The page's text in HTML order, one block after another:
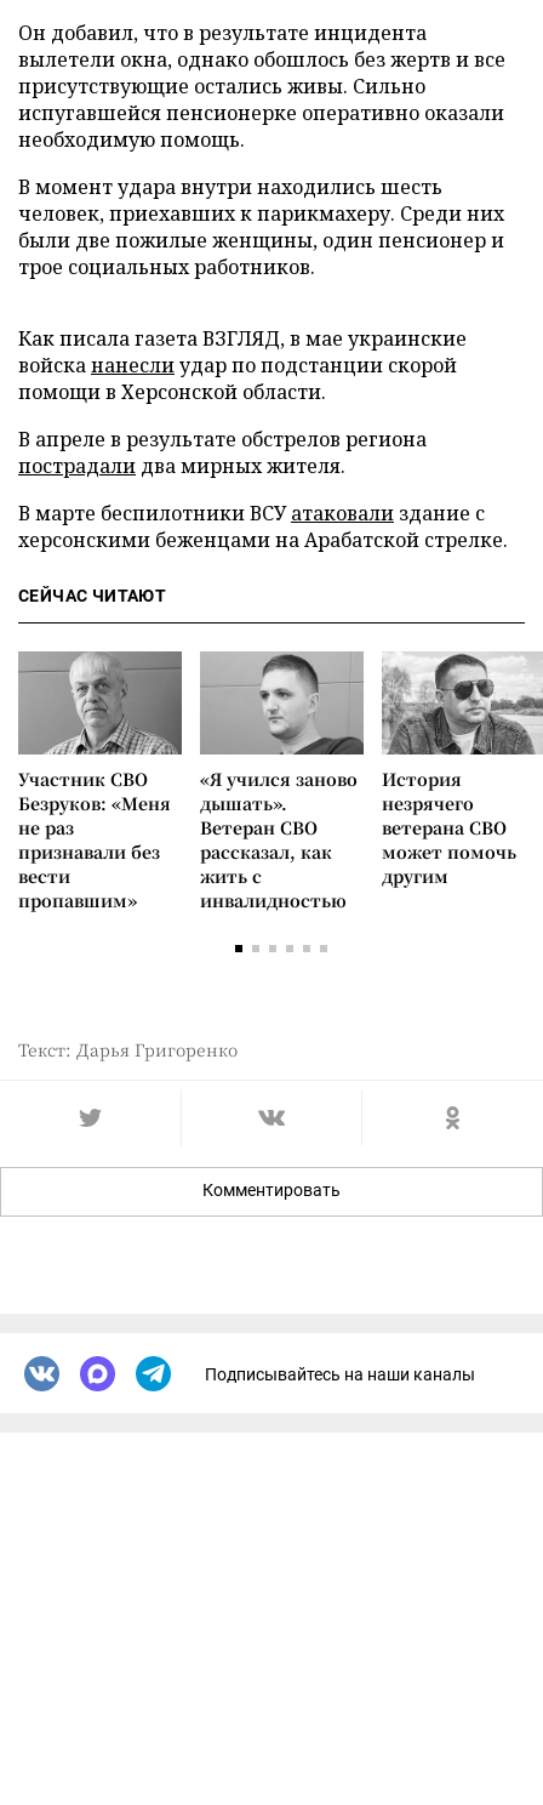
Он добавил, что в результате инцидента
вылетели окна, однако обошлось без жертв и все
присутствующие остались живы. Сильно
испугавшейся пенсионерке оперативно оказали
необходимую помощь.
В момент удара внутри находились шесть
человек, приехавших к парикмахеру. Среди них
были две пожилые женщины, один пенсионер и
трое социальных работников.
Как писала газета ВЗГЛЯД, в мае украинские
войскананеслиудар по подстанции скорой
помощи в Херсонской области.
В апреле в результате обстрелов региона
пострадали два мирных жителя.
В марте беспилотники ВСУатаковали здание с
херсонскими беженцами на Арабатской стрелке.
СЕЙЧАС ЧИТАЮТ
Участник СВО
Безруков: «Меня
не раз
признавали без
вести
пропавшим»
«Я учился заново
дышать».
Ветеран СВО
рассказал, как
жить с
инвалидностью
История
незрячего
ветерана СВО
может помочь
другим
Текст: Дарья Григоренко
Комментировать
Подписывайтесь на наши каналы